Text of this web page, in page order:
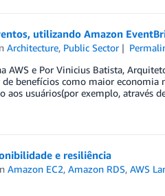
utilizando Amazon
Architecture, Public Sector
e Por Vinicius Batista,
benefícios como maior
aos usuários(por exemplo,
e resiliência
Amazon EC2,Amazon RDS,AWS